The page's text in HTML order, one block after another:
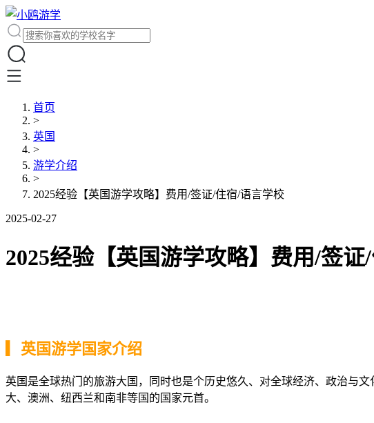
首页
>
英国
>
游学介绍
>
2025经验【英国游学攻略】费用/签证/住宿/语言学校
2025-02-27
2025经验【英国游学攻略】费用/签
▎英国游学国家介绍
英国是全球热门的旅游大国，同时也是个历史悠久、对全球经济、政治与
大、澳洲、纽西兰和南非等国的国家元首。